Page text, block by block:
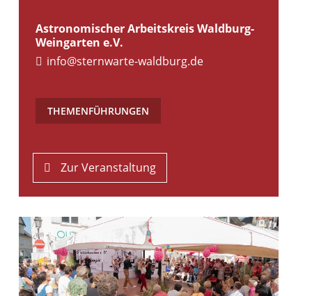
Astronomischer Arbeitskreis Waldburg-
Weingarten e.V.
info@sternwarte-waldburg.de
THEMENFÜHRUNGEN
Zur Veranstaltung